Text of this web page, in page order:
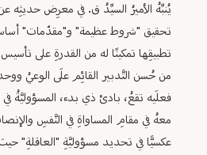
يُنبِّهُ الأميرُ السيِّدُ ق. في معرِض حديثِه عن
تحقيق "شروط عظيمة" و"مقدّمات"
تطبيقِها تمكينًا له من القدرةِ على
من حُسن التَّدبير القائِم علَى الوعيُ
فعلَيه تقعُ، بادئ ذي بدء، المسؤوليَّةُ
معهُ في مقامِ المساواةِ في النَّفسِ
عكسيًّا في تحديد مسؤوليَّةِ "العاقلةِ"